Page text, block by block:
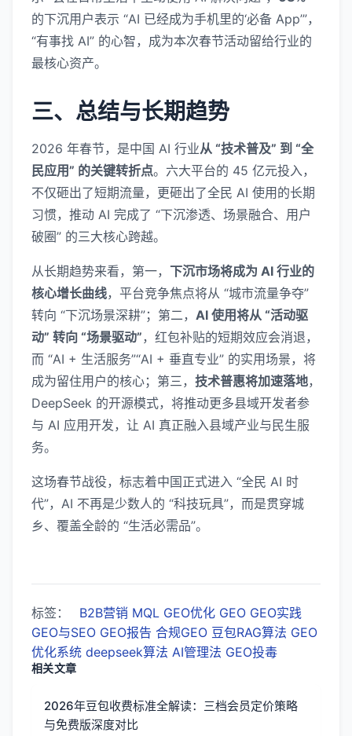
的下沉用户表示 “AI 已经成为手机里的‘必备 App’”，
“有事找 AI” 的心智，成为本次春节活动留给行业的
最核心资产。
三、总结与长期趋势
2026 年春节，是中国 AI 行业从 “技术普及” 到 “全
民应用” 的关键转折点。六大平台的 45 亿元投入，
不仅砸出了短期流量，更砸出了全民 AI 使用的长期
习惯，推动 AI 完成了 “下沉渗透、场景融合、用户
破圈” 的三大核心跨越。
从长期趋势来看，第一， 下沉市场将成为 AI 行业的
核心增长曲线，平台竞争焦点将从 “城市流量争夺”
转向 “下沉场景深耕”；第二， AI 使用将从 “活动驱
动” 转向 “场景驱动”，红包补贴的短期效应会消退，
而 “AI + 生活服务”“AI + 垂直专业” 的实用场景，将
成为留住用户的核心；第三， 技术普惠将加速落地，
DeepSeek 的开源模式，将推动更多县域开发者参
与 AI 应用开发，让 AI 真正融入县域产业与民生服
务。
这场春节战役，标志着中国正式进入 “全民 AI 时
代”，AI 不再是少数人的 “科技玩具”，而是贯穿城
乡、覆盖全龄的 “生活必需品”。
标签： B2B营销 MQL GEO优化 GEO GEO实践
GEO与SEO GEO报告 合规GEO 豆包RAG算法 GEO
优化系统 deepseek算法 AI管理法 GEO投毒
相关文章
2026年豆包收费标准全解读：三档会员定价策略
与免费版深度对比